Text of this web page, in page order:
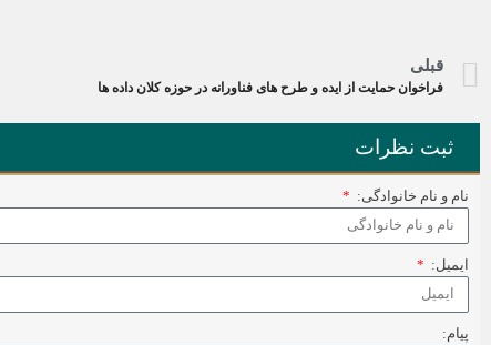
قبلی
فراخوان حمایت از ایده و طرح های فناورانه در حوزه کلان داده ها
ثبت نظرات
نام و نام خانوادگی:
ایمیل:
پیام: